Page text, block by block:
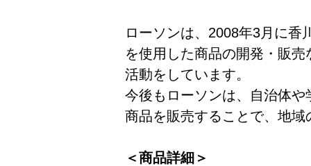
ローソンは、2008年3月に香
を使用した商品の開発・販
活動をしています。
今後もローソンは、自治体
商品を販売することで、地
＜商品詳細＞